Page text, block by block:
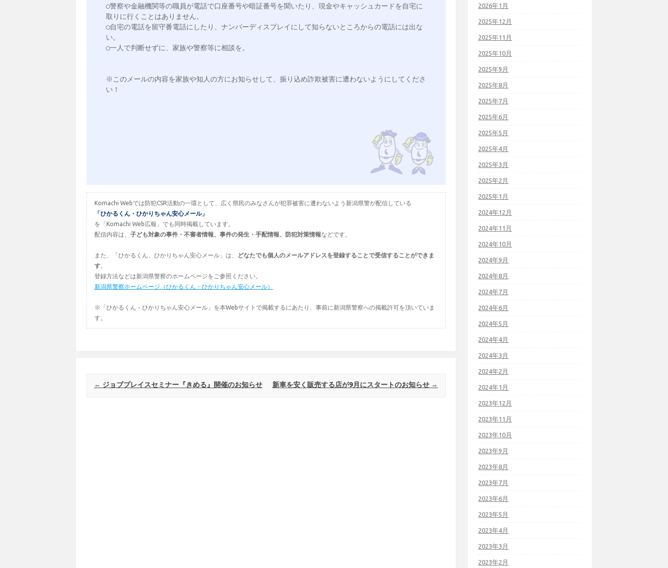
○警察や金融機関等の職員が電話で口座番号や暗証番号を聞いたり、現金やキャッシュカードを自宅に
取りに行くことはありません。
○自宅の電話を留守番電話にしたり、ナンバーディスプレイにして知らないところからの電話には出な
い。
○一人で判断せずに、家族や警察等に相談を。
※このメールの内容を家族や知人の方にお知らせして、振り込め詐欺被害に遭わないようにしてくださ
い！
Komachi Webでは防犯CSR活動の一環として、広く県民のみなさんが犯罪被害に遭わないよう新潟県警が配信している
「ひかるくん・ひかりちゃん安心メール」
を「Komachi Web広報」でも同時掲載しています。
配信内容は、 子ども対象の事件・不審者情報、事件の発生・手配情報、防犯対策情報などです。
また、「ひかるくん、ひかりちゃん安心メール」は、
どなたでも個人のメールアドレスを登録することで受信することができま
す。
登録方法などは新潟県警察のホームページをご参照ください。
新潟県警察ホームページ（ひかるくん・ひかりちゃん安心メール）
※「ひかるくん・ひかりちゃん安心メール」を本Webサイトで掲載するにあたり、事前に新潟県警察への掲載許可を頂いていま
す。
Post navigation
← ジョブプレイスセミナー『きめる』開催のお知らせ 新車を安く販売する店が9月にスタートのお知らせ →
2026年1月
2025年12月
2025年11月
2025年10月
2025年9月
2025年8月
2025年7月
2025年6月
2025年5月
2025年4月
2025年3月
2025年2月
2025年1月
2024年12月
2024年11月
2024年10月
2024年9月
2024年8月
2024年7月
2024年6月
2024年5月
2024年4月
2024年3月
2024年2月
2024年1月
2023年12月
2023年11月
2023年10月
2023年9月
2023年8月
2023年7月
2023年6月
2023年5月
2023年4月
2023年3月
2023年2月